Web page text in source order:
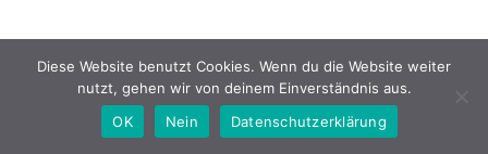
Diese Website benutzt Cookies. Wenn du die Website weiter
nutzt, gehen wir von deinem Einverständnis aus.
OK
Nein Datenschutzerklärung